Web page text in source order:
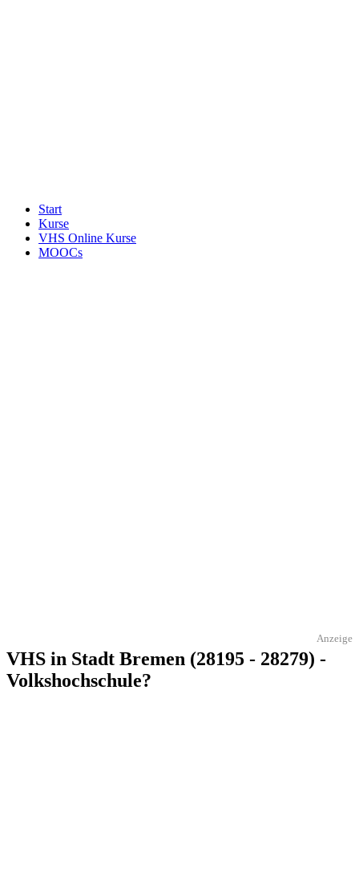
Start
Kurse
VHS Online Kurse
MOOCs
Anzeige
VHS in Stadt Bremen (28195 - 28279) -
Volkshochschule?